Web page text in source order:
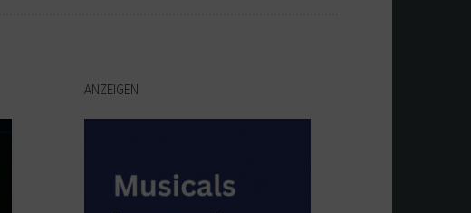
ANZEIGEN